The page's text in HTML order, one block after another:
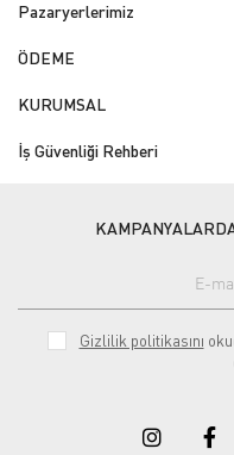
Pazaryerlerimiz
ÖDEME
KURUMSAL
İş Güvenliği Rehberi
Gizlilik politikasını